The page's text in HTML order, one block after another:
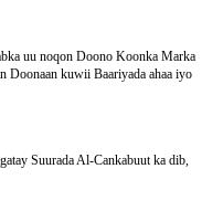
uu noqon Doono Koonka Marka
Doonaan kuwii Baariyada ahaa iyo
Suurada Al-Cankabuut ka dib,